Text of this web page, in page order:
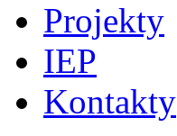
Projekty
IEP
Kontakty